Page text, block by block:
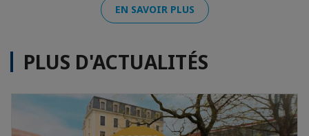
EN SAVOIR PLUS
PLUS D'ACTUALITÉS